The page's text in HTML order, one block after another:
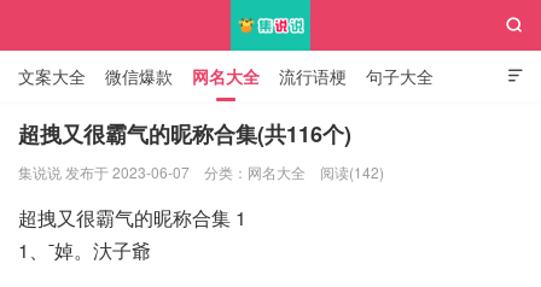

文案大全 微信爆款 网名大全 流行语梗 句子大全
知识大全

超拽又很霸气的昵称合集(共116个)
集说说 发布于 2023-06-07 分类： 网名大全 阅读(142)
超拽又很霸气的昵称合集 1
1、ˉ婥。汏子爺